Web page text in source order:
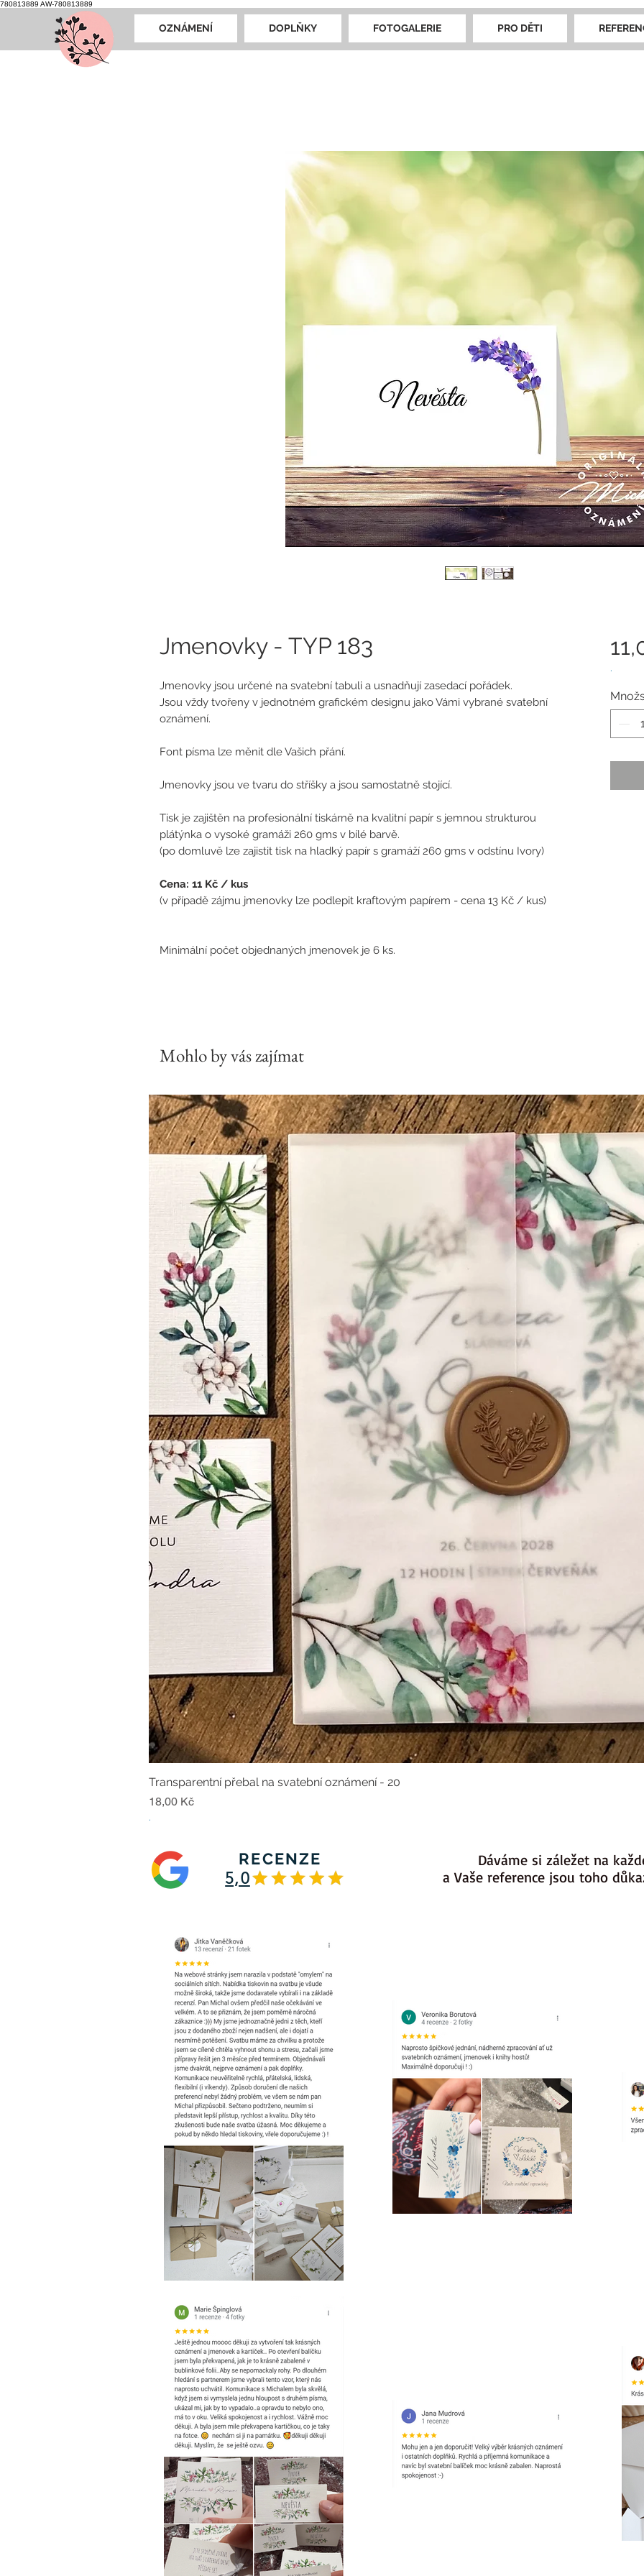
780813889 AW-780813889
OZNÁMENÍ DOPLŇKY FOTOGALERIE PRO DĚTI
Jmenovky - TYP 183
Jmenovky jsou určené na svatební tabuli a usnadňují zasedací pořádek.
Jsou vždy tvořeny v jednotném grafickém designu jako Vámi vybrané svatební
oznámení.
Font písma lze měnit dle Vašich přání.
Jmenovky jsou ve tvaru do stříšky a jsou samostatně stojící.
Tisk je zajištěn na profesionální tiskárně na kvalitní papír s jemnou strukturou
plátýnka o vysoké gramáži 260 gms v bílé barvě.
(po domluvě lze zajistit tisk na hladký papír s gramáží 260 gms v odstínu Ivory)
Cena: 11 Kč / kus
(v případě zájmu jmenovky lze podlepit kraftovým papírem - cena 13 Kč / kus)
Minimální počet objednaných jmenovek je 6 ks.
.
Mohlo by vás zajímat
Transparentní přebal na svatební oznámení - 20
Cena
18,00 Kč
.
RECENZE
5,0
Dáváme si záležet na
a Vaše reference jsou toho